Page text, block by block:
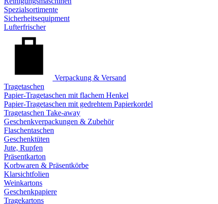
Spezialsortimente
Sicherheitsequipment
Lufterfrischer
Verpackung & Versand
Tragetaschen
Papier-Tragetaschen mit flachem Henkel
Papier-Tragetaschen mit gedrehtem Papierkordel
Tragetaschen Take-away
Geschenkverpackungen & Zubehör
Flaschentaschen
Geschenktüten
Jute, Rupfen
Präsentkarton
Korbwaren & Präsentkörbe
Klarsichtfolien
Weinkartons
Geschenkpapiere
Tragekartons